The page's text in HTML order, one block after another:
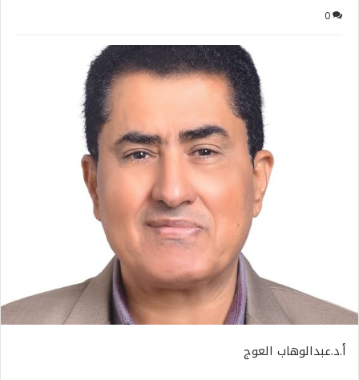
0
أ.د.عبدالوهاب العوج